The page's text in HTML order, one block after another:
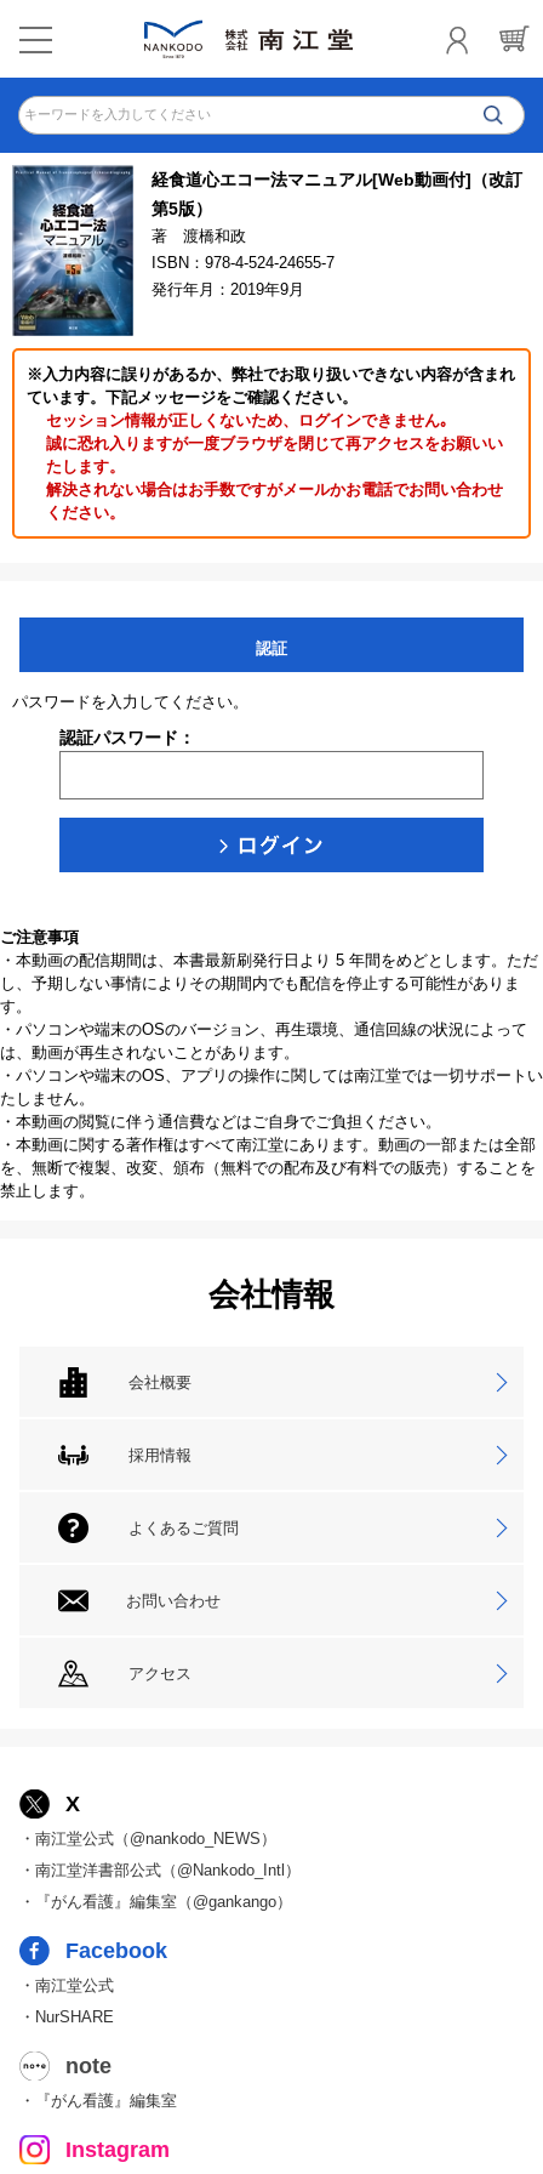
キーワードを入力してください
経食道心エコー法マニュアル[Web動画付]（改訂
第5版）
著 渡橋和政
ISBN：978-4-524-24655-7
発行年月：2019年9月
※入力内容に誤りがあるか、弊社でお取り扱いできない内容が含まれ
ています。下記メッセージをご確認ください。
セッション情報が正しくないため、ログインできません｡
誠に恐れ入りますが一度ブラウザを閉じて再アクセスをお願いい
たします。
解決されない場合はお手数ですがメールかお電話でお問い合わせ
ください。
認証
パスワードを入力してください。
認証パスワード：
ご注意事項
・本動画の配信期間は、本書最新刷発行日より 5 年間をめどとします。ただ
し、予期しない事情によりその期間内でも配信を停止する可能性がありま
す。
・パソコンや端末のOSのバージョン、再生環境、通信回線の状況によって
は、動画が再生されないことがあります。
・パソコンや端末のOS、アプリの操作に関しては南江堂では一切サポートい
たしません。
・本動画の閲覧に伴う通信費などはご自身でご負担ください。
・本動画に関する著作権はすべて南江堂にあります。動画の一部または全部
を、無断で複製、改変、頒布（無料での配布及び有料での販売）することを
禁止します。
会社情報
会社概要
採用情報
よくあるご質問
お問い合わせ
アクセス
X
・南江堂公式（@nankodo_NEWS）
・南江堂洋書部公式（@Nankodo_Intl）
・『がん看護』編集室（@gankango）
Facebook
・南江堂公式
・NurSHARE
note
・『がん看護』編集室
Instagram